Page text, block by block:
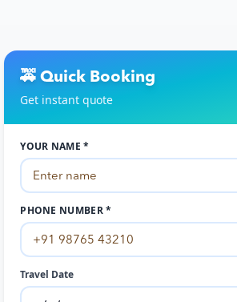
🚕 Quick Booking
Get instant quote
YOUR NAME *
PHONE NUMBER *
Travel Date